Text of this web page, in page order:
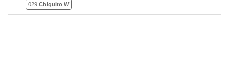
029 Chiquito W